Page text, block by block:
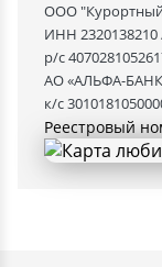
ООО
ИНН 2320138210
р/с
АО «АЛЬФА-
к/с
Реестровый